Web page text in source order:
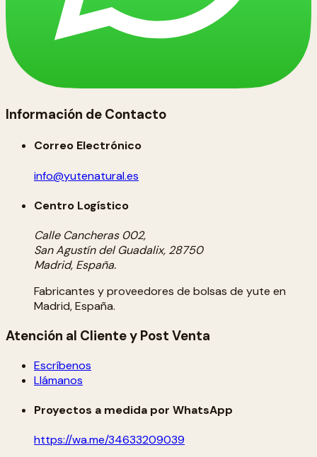
Información de Contacto
Correo Electrónico
info@yutenatural.es
Centro Logístico
Calle Cancheras 002,
San Agustín del Guadalix, 28750
Madrid, España.
Fabricantes y proveedores de bolsas de yute en
Madrid, España.
Atención al Cliente y Post Venta
Escríbenos
Llámanos
Proyectos a medida por WhatsApp
https://wa.me/34633209039